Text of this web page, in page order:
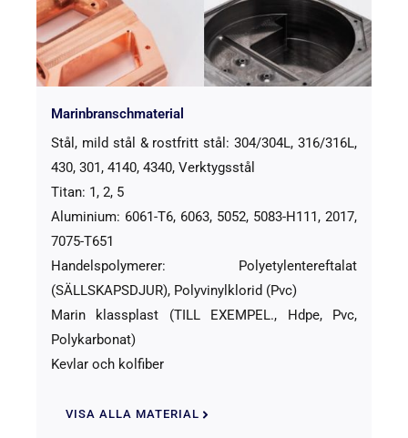
Marinbranschmaterial
Stål, mild stål & rostfritt stål: 304/304L, 316/316L,
430, 301, 4140, 4340, Verktygsstål
Titan: 1, 2, 5
Aluminium: 6061-T6, 6063, 5052, 5083-H111, 2017,
7075-T651
Handelspolymerer: Polyetylentereftalat
(SÄLLSKAPSDJUR), Polyvinylklorid (Pvc)
Marin klassplast (TILL EXEMPEL., Hdpe, Pvc,
Polykarbonat)
Kevlar och kolfiber
VISA ALLA MATERIAL